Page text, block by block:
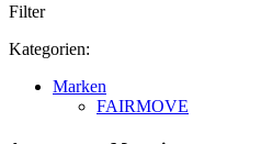
Filter
Kategorien:
Marken
FAIRMOVE